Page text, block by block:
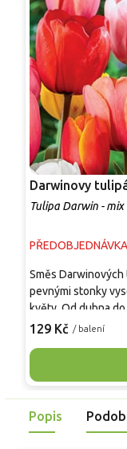
Darwinovy
Tulipa Darwin - mix
129 Kč / balení
Směs
pevnými stonky
květy. Od dubna
červených,
jarnímu větru a
vhodné k řezu.
Popis